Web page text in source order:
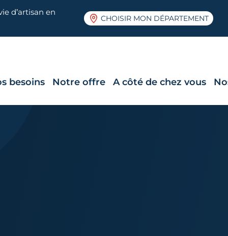
d’artisan en
CHOISIR MON DÉPARTEMENT
besoins Notre offre A côté de chez vous